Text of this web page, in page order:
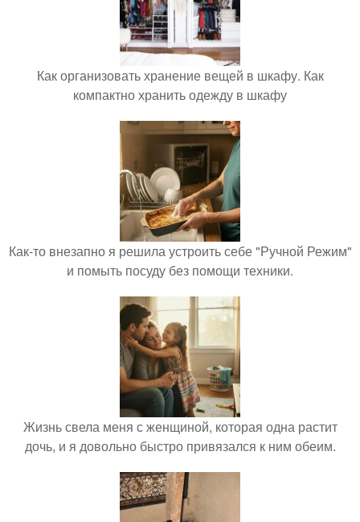
Как организовать хранение вещей в шкафу. Как
компактно хранить одежду в шкафу
Как-то внезапно я решила устроить себе "Ручной Режим"
и помыть посуду без помощи техники.
Жизнь свела меня с женщиной, которая одна растит
дочь, и я довольно быстро привязался к ним обеим.